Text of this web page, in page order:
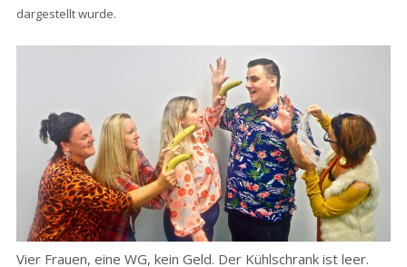
dargestellt wurde.
Vier Frauen, eine WG, kein Geld. Der Kühlschrank ist leer.